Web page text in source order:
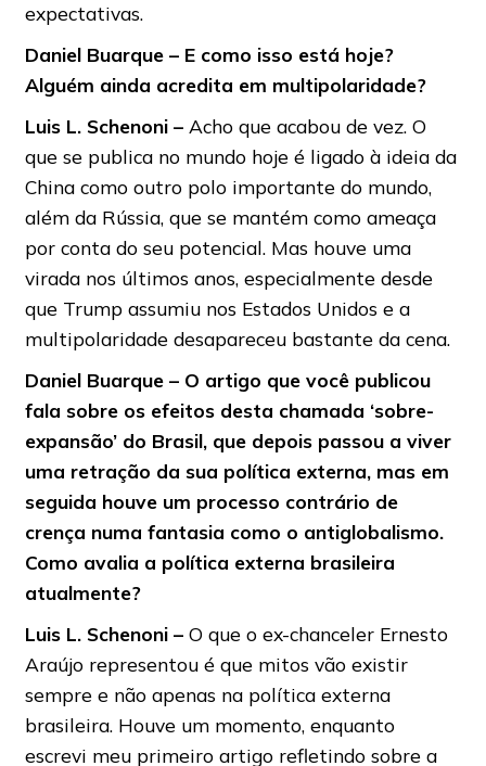
expectativas.
Daniel Buarque – E como isso está hoje?
Alguém ainda acredita em multipolaridade?
Luis L. Schenoni – Acho que acabou de vez. O
que se publica no mundo hoje é ligado à ideia da
China como outro polo importante do mundo,
além da Rússia, que se mantém como ameaça
por conta do seu potencial. Mas houve uma
virada nos últimos anos, especialmente desde
que Trump assumiu nos Estados Unidos e a
multipolaridade desapareceu bastante da cena.
Daniel Buarque – O artigo que você publicou
fala sobre os efeitos desta chamada ‘sobre-
expansão’ do Brasil, que depois passou a viver
uma retração da sua política externa, mas em
seguida houve um processo contrário de
crença numa fantasia como o antiglobalismo.
Como avalia a política externa brasileira
atualmente?
LuisL. Schenoni – O que o ex-chanceler Ernesto
Araújo representou é que mitos vão existir
sempre e não apenas na política externa
brasileira. Houve um momento, enquanto
escrevi meu primeiro artigo refletindo sobre a